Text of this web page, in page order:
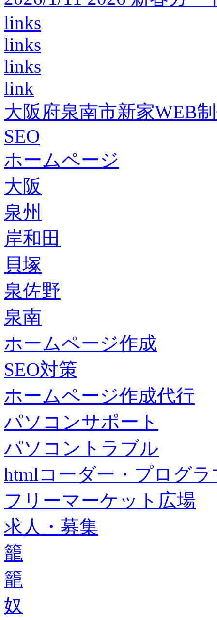
links
links
links
link
大阪府泉南市新家WEB
SEO
ホームページ
大阪
泉州
岸和田
貝塚
泉佐野
泉南
ホームページ作成
SEO対策
ホームページ作成代行
パソコンサポート
パソコントラブル
htmlコーダー・プログラ
フリーマーケット広場
求人・募集
籠
籠
奴